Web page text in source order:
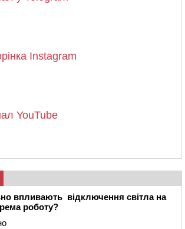
Instagram
YouTube
впливають відключення світла на
роботу?